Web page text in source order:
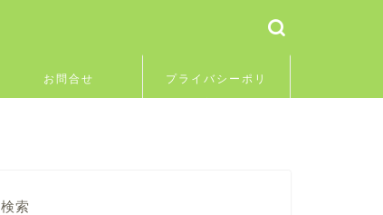
お問合せ
プライバシーポリ
シー
検索